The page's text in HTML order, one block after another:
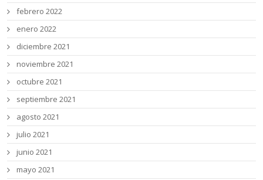
febrero 2022
enero 2022
diciembre 2021
noviembre 2021
octubre 2021
septiembre 2021
agosto 2021
julio 2021
junio 2021
mayo 2021